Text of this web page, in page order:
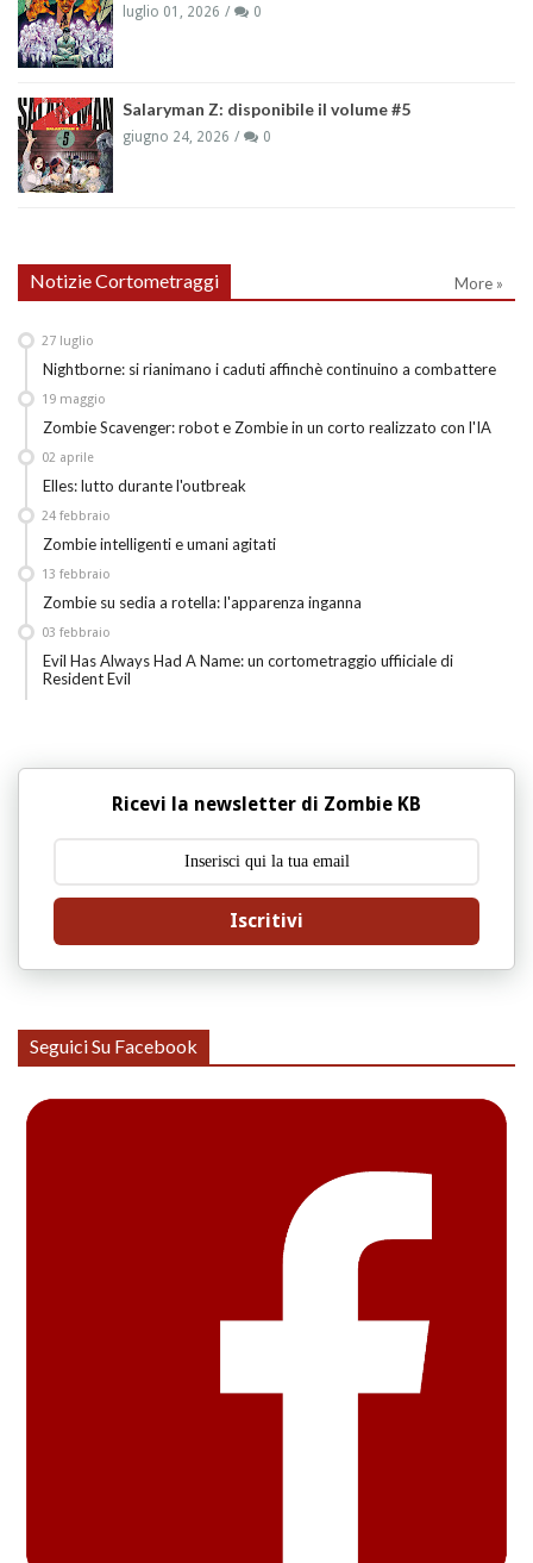
luglio 01, 2026 0
Salaryman Z: disponibile il volume #5
giugno 24, 2026 0
Notizie Cortometraggi More »
Nightborne: si rianimano i caduti affinchè continuino a combattere
27 luglio
Zombie Scavenger: robot e Zombie in un corto realizzato con l'IA
19 maggio
Elles: lutto durante l'outbreak
02 aprile
Zombie intelligenti e umani agitati
24 febbraio
Zombie su sedia a rotella: l'apparenza inganna
13 febbraio
Evil Has Always Had A Name: un cortometraggio uffiiciale di
Resident Evil
03 febbraio
Ricevi la newsletter di Zombie KB
Iscritivi
Seguici Su Facebook